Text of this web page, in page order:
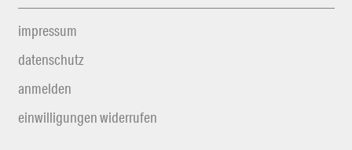
impressum
datenschutz
anmelden
einwilligungen widerrufen